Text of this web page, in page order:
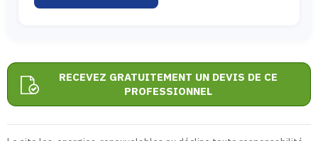
RECEVEZ GRATUITEMENT UN DEVIS DE CE
PROFESSIONNEL